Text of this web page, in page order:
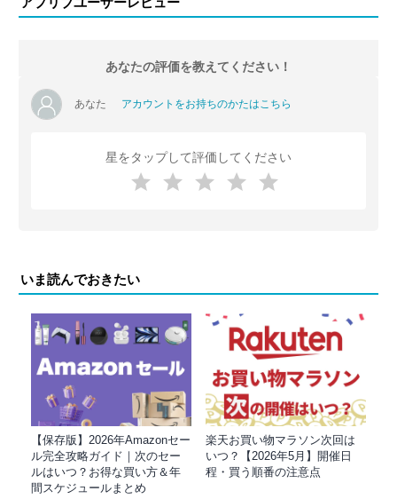
あなたの評価を教えてください！
あなた アカウントをお持ちのかたはこちら
星をタップして評価してください
いま読んでおきたい
【保存版】2026年Amazonセー
ル完全攻略ガイド｜次のセー
ルはいつ？お得な買い方＆年
間スケジュールまとめ
楽天お買い物マラソン次回は
いつ？【2026年5月】開催日
程・買う順番の注意点